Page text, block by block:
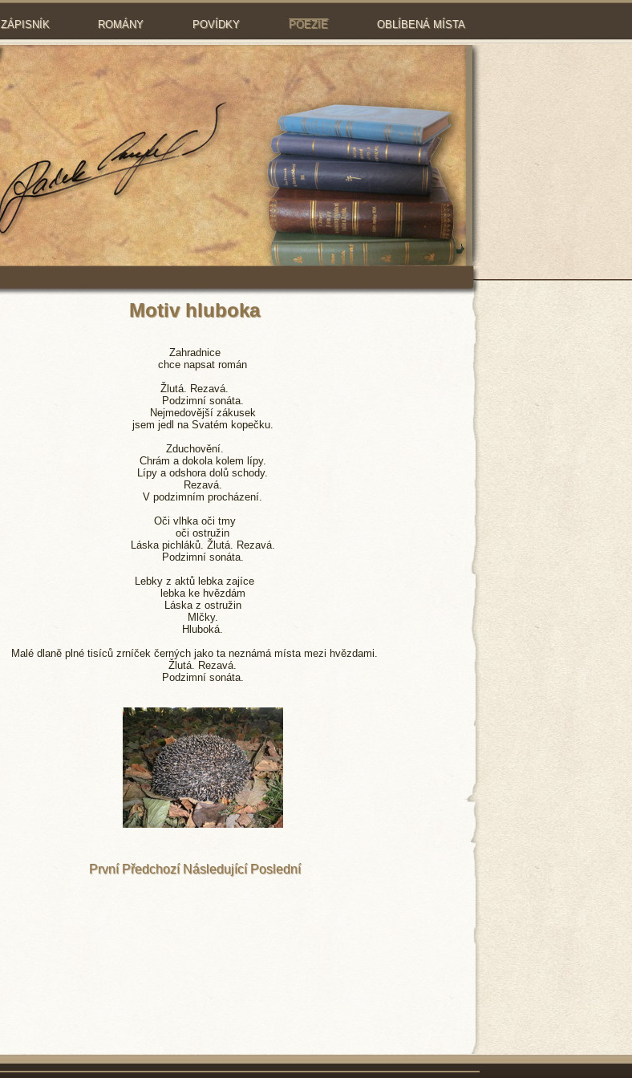
ZÁPISNÍK ROMÁNY POVÍDKY POEZIE OBLÍBENÁ MÍSTA
Motiv hluboka
Zahradnice
chce napsat román
Žlutá. Rezavá.
Podzimní sonáta.
Nejmedovější zákusek
jsem jedl na Svatém kopečku.
Zduchovění.
Chrám a dokola kolem lípy.
Lípy a odshora dolů schody.
Rezavá.
V podzimním procházení.
Oči vlhka oči tmy
oči ostružin
Láska pichláků. Žlutá. Rezavá.
Podzimní sonáta.
Lebky z aktů lebka zajíce
lebka ke hvězdám
Láska z ostružin
Mlčky.
Hluboká.
Malé dlaně plné tisíců zrníček černých jako ta neznámá místa mezi hvězdami.
Žlutá. Rezavá.
Podzimní sonáta.
První Předchozí Následující Poslední